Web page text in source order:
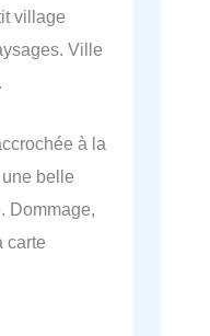
village
Ville
à la
belle
Dommage,
carte